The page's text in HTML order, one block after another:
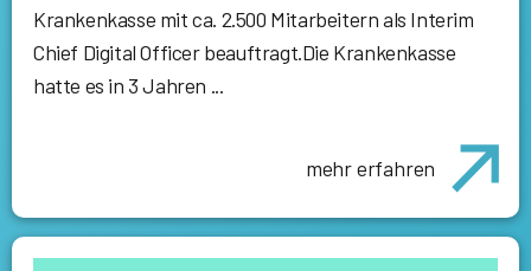
Krankenkasse mit ca. 2.500 Mitarbeitern als Interim
Chief Digital Officer beauftragt.Die Krankenkasse
hatte es in 3 Jahren ...
mehr erfahren